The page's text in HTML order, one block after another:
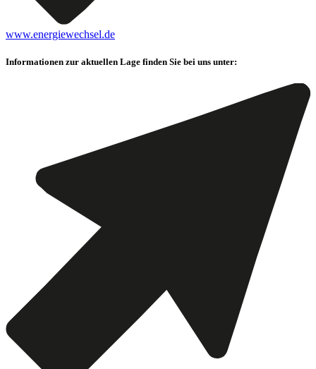
www.energiewechsel.de
Informationen zur aktuellen Lage finden Sie bei uns unter: